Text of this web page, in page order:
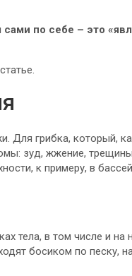
по себе – это
Для грибка, который,
зуд, жжение,
к примеру, в
тела, в том числе и на
босиком по песку,